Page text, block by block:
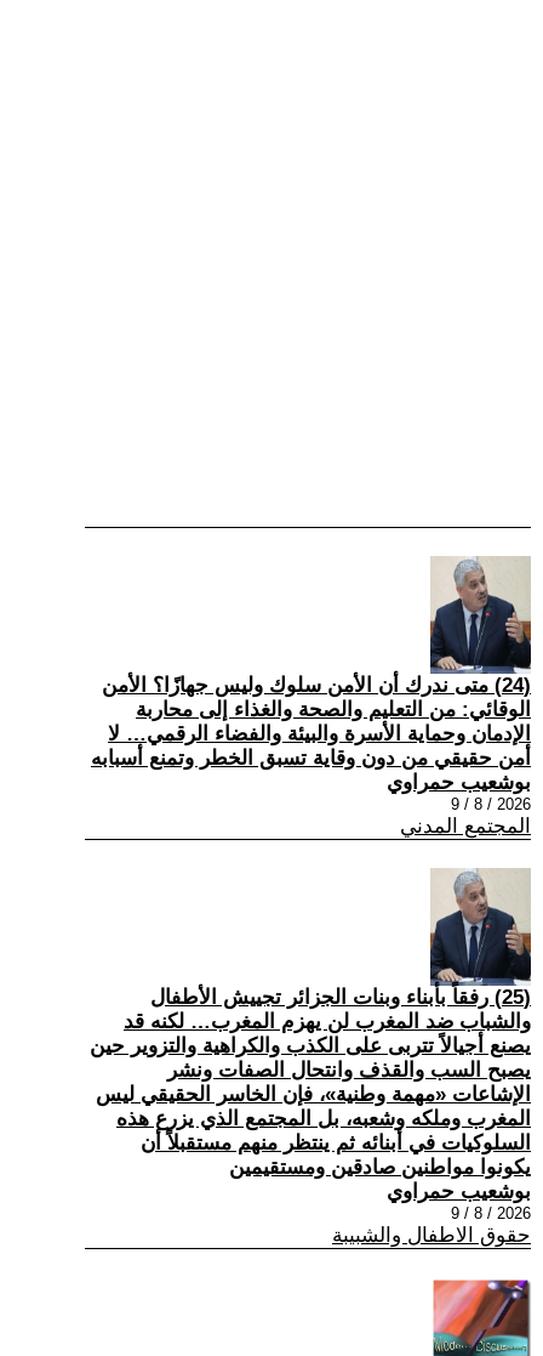
(24) متى ندرك أن الأمن سلوك وليس جهازًا؟ الأمن
الوقائي: من التعليم والصحة والغذاء إلى محاربة
الإدمان وحماية الأسرة والبيئة والفضاء الرقمي… لا
أمن حقيقي من دون وقاية تسبق الخطر وتمنع أسبابه
بوشعيب حمراوي
2026 / 8 / 9
المجتمع المدني
(25) رفقاً بأبناء وبنات الجزائر تجييش الأطفال
والشباب ضد المغرب لن يهزم المغرب… لكنه قد
يصنع أجيالاً تتربى على الكذب والكراهية والتزوير حين
يصبح السب والقذف وانتحال الصفات ونشر
الإشاعات «مهمة وطنية»، فإن الخاسر الحقيقي ليس
المغرب وملكه وشعبه، بل المجتمع الذي يزرع هذه
السلوكيات في أبنائه ثم ينتظر منهم مستقبلاً أن
يكونوا مواطنين صادقين ومستقيمين
بوشعيب حمراوي
2026 / 8 / 9
حقوق الاطفال والشبيبة